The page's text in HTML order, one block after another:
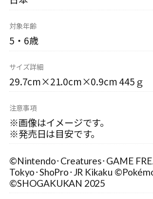
対象年齢
5・6歳
サイズ詳細
29.7cm×21.0cm×0.9cm 445ｇ
注意事項
※画像はイメージです。
※発売日は目安です。
©Nintendo･Creatures･GAME
Tokyo･ShoPro･JR Kikaku
©SHOGAKUKAN 2025